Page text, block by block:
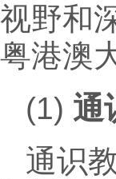
视野和
粤港澳
(1) 通
通识